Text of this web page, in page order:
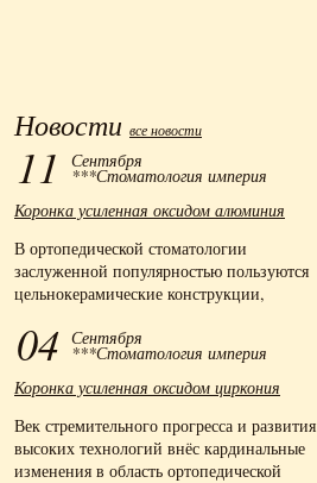
Новости все новости
11 Сентября
***Стоматология империя
Коронка усиленная оксидом алюминия
В ортопедической стоматологии
заслуженной популярностью пользуются
цельнокерамические конструкции,
металла.
04 Сентября
***Стоматология империя
Коронка усиленная оксидом циркония
Век стремительного прогресса и развития
высоких технологий внёс кардинальные
изменения в область ортопедической